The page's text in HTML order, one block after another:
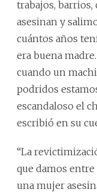
trabajos, barrios,
asesinan y
cuántos años
era buena
cuando un
podridos
escandaloso el
escribió en su
“La
que damos entre
una mujer